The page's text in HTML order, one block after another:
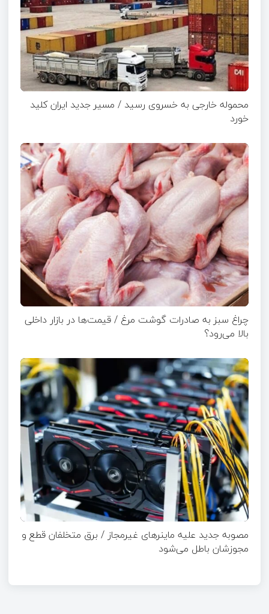
محموله خارجی به خسروی رسید / مسیر جدید ایران کلید
خورد
چراغ سبز به صادرات گوشت مرغ / قیمت‌ها در بازار داخلی
بالا می‌رود؟
مصوبه جدید علیه ماینرهای غیرمجاز / برق متخلفان قطع و
مجوزشان باطل می‌شود